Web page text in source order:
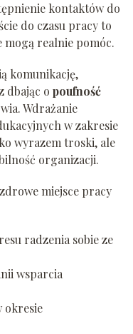
kontaktów do
do czasu pracy to
realnie pomóc.
komunikację,
dbając o poufność
Wdrażanie
w zakresie
wyrazem troski, ale
organizacji.
miejsce pracy
radzenia sobie ze
wsparcia
okresie